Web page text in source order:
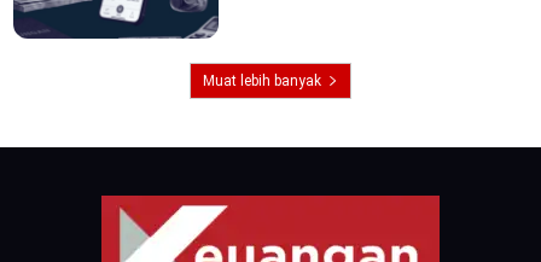
Muat lebih banyak